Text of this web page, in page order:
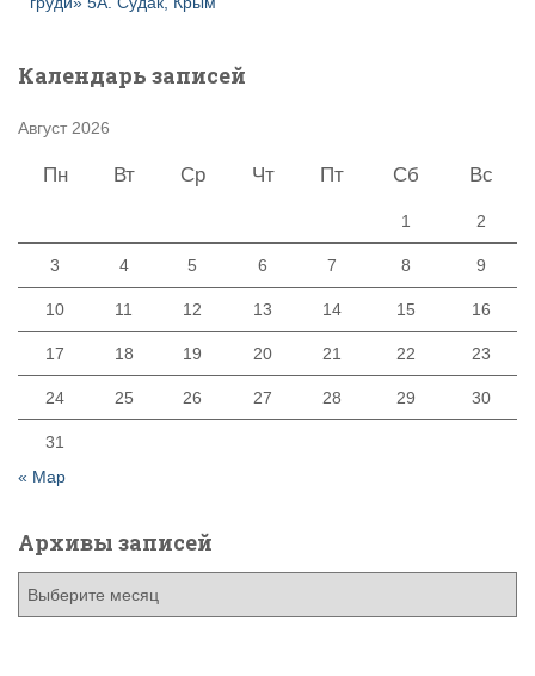
Календарь записей
Август 2026
Пн Вт Ср Чт Пт Сб Вс
1 2
3 4 5 6 7 8 9
10 11 12 13 14 15 16
17 18 19 20 21 22 23
24 25 26 27 28 29 30
31
« Мар
Архивы записей